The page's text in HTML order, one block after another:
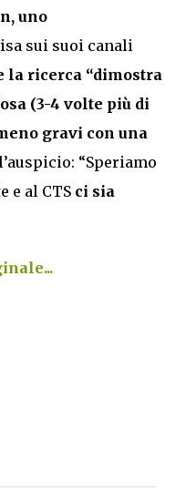
uno
sui suoi canali
la ricerca “dimostra
(3-4 volte più di
gravi con una
“Speriamo
e al CTS ci sia